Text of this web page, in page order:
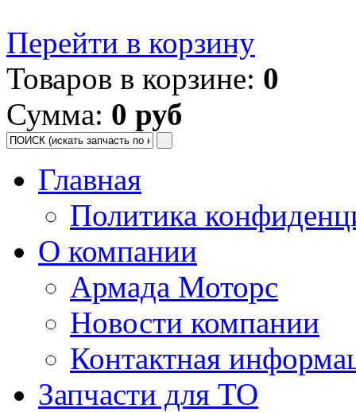
Перейти в корзину
Товаров в корзине: 0
Сумма: 0 руб
Главная
Политика
О компании
Армада Моторс
Новости компании
Контактная
Запчасти для ТО